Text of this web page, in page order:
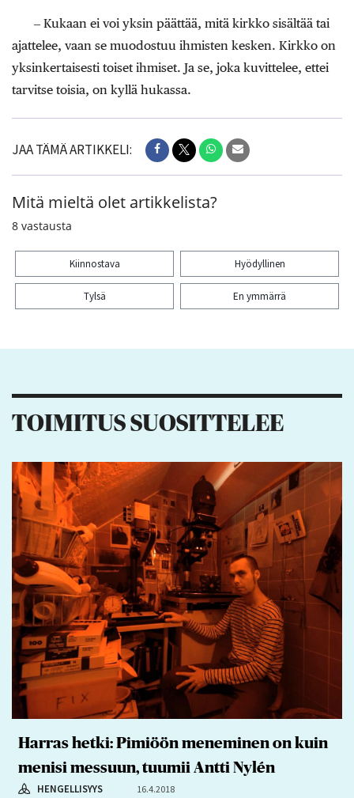
‒ Kukaan ei voi yksin päättää, mitä kirkko sisältää tai
ajattelee, vaan se muodostuu ihmisten kesken. Kirkko on
yksinkertaisesti toiset ihmiset. Ja se, joka kuvittelee, ettei
tarvitse toisia, on kyllä hukassa.
JAA TÄMÄ ARTIKKELI:
Mitä mieltä olet artikkelista?
8 vastausta
Kiinnostava Hyödyllinen
Tylsä En ymmärrä
TOIMITUS SUOSITTELEE
Harras hetki: Pimiöön meneminen on kuin
menisi messuun, tuumii Antti Nylén
HENGELLISYYS 16.4.2018